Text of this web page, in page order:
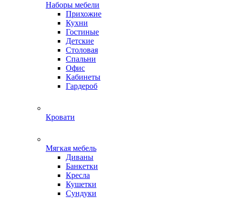
Наборы мебели
Прихожие
Кухни
Гостиные
Детские
Столовая
Спальни
Офис
Кабинеты
Гардероб
Кровати
Мягкая мебель
Диваны
Банкетки
Кресла
Кушетки
Сундуки